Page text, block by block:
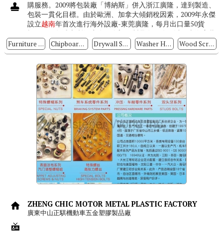
購服務。2009將包裝廠「博納斯」併入浙江廣隆，達到製造、
包裝一貫化目標。由於歐洲、加拿大傾銷稅因素，2009年永傑
設立越南年首次進行海外設廠-東莞廣隆，每月出口量50貨
有限公司，專業提...
Furniture Screws Chipboard Screws Drywall Screws Washer Head Screws Wood Screws
ZHENG CHIC MOTOR METAL PLASTIC FACTORY
廣東中山正騏機動車五金塑膠製品廠